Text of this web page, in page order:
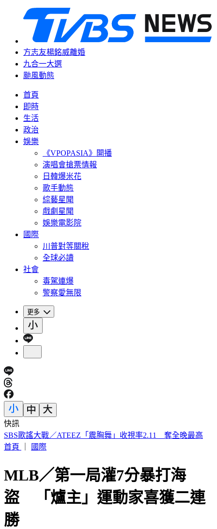
方志友楊銘威離婚
九合一大選
颱風動態
首頁
即時
生活
政治
娛樂
《VPOPASIA》開播
演唱會搶票情報
日韓爆米花
歌手動態
綜藝星聞
戲劇星聞
娛樂電影院
國際
川普對等關稅
全球必讀
社會
毒駕連爆
警察愛無限
更多
快訊
快訊／淡水國中生戲水遭大浪捲走 海巡急救援
首頁
國際
MLB／第一局灌7分暴打海
盜 「爐主」運動家喜獲二連
勝